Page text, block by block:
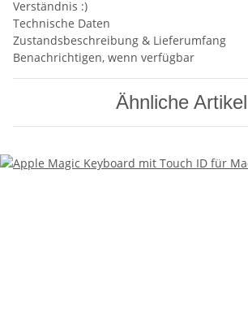
Verständnis :)
Technische Daten
Zustandsbeschreibung & Lieferumfang
Benachrichtigen, wenn verfügbar
Ähnliche Artikel